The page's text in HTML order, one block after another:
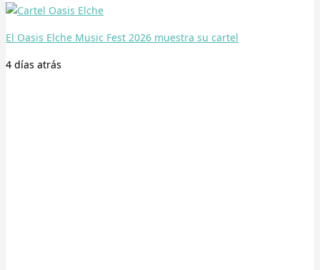
El Oasis Elche Music Fest 2026 muestra su cartel
4 días atrás